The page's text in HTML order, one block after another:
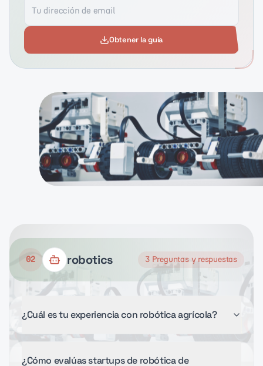
Obtener la guía
02 robotics 3 Preguntas y respuestas
¿Cuál es tu experiencia con robótica agrícola?
¿Cómo evalúas startups de robótica de